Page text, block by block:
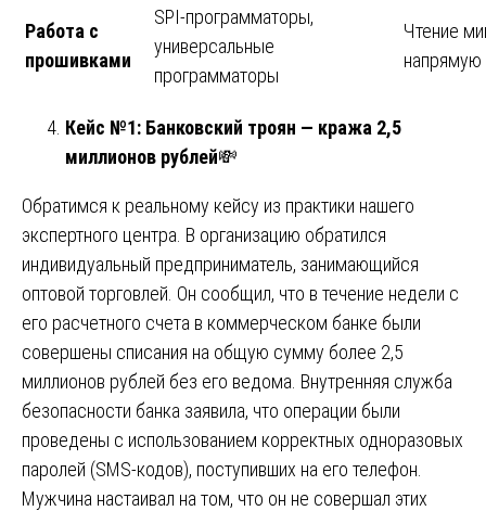
Работа с
прошивками
SPI-программаторы,
универсальные
программаторы
Чтение
напрямую
Кейс №1: Банковский троян — кража 2,5
миллионов рублей💸
Обратимся к реальному кейсу из практики нашего
экспертного центра. В организацию обратился
индивидуальный предприниматель, занимающийся
оптовой торговлей. Он сообщил, что в течение недели с
его расчетного счета в коммерческом банке были
совершены списания на общую сумму более 2,5
миллионов рублей без его ведома. Внутренняя служба
безопасности банка заявила, что операции были
проведены с использованием корректных одноразовых
паролей (SMS-кодов), поступивших на его телефон.
Мужчина настаивал на том, что он не совершал этих